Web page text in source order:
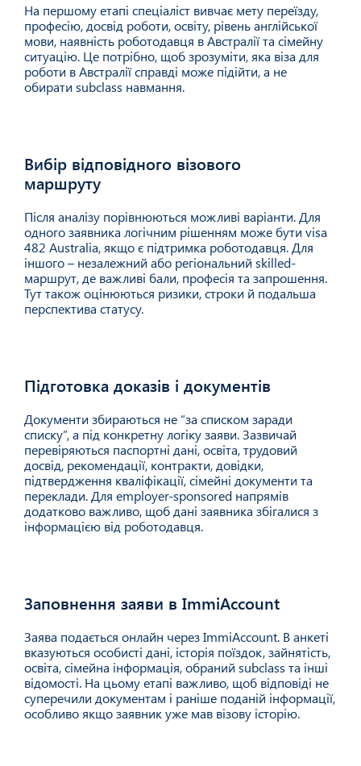
На першому етапі спеціаліст вивчає мету переїзду,
професію, досвід роботи, освіту, рівень англійської
мови, наявність роботодавця в Австралії та сімейну
ситуацію. Це потрібно, щоб зрозуміти, яка віза для
роботи в Австралії справді може підійти, а не
обирати subclass навмання.
Вибір відповідного візового
маршруту
Після аналізу порівнюються можливі варіанти. Для
одного заявника логічним рішенням може бути visa
482 Australia, якщо є підтримка роботодавця. Для
іншого – незалежний або регіональний skilled-
маршрут, де важливі бали, професія та запрошення.
Тут також оцінюються ризики, строки й подальша
перспектива статусу.
Підготовка доказів і документів
Документи збираються не “за списком заради
списку”, а під конкретну логіку заяви. Зазвичай
перевіряються паспортні дані, освіта, трудовий
досвід, рекомендації, контракти, довідки,
підтвердження кваліфікації, сімейні документи та
переклади. Для employer-sponsored напрямів
додатково важливо, щоб дані заявника збігалися з
інформацією від роботодавця.
Заповнення заяви в ImmiAccount
Заява подається онлайн через ImmiAccount. В анкеті
вказуються особисті дані, історія поїздок, зайнятість,
освіта, сімейна інформація, обраний subclass та інші
відомості. На цьому етапі важливо, щоб відповіді не
суперечили документам і раніше поданій інформації,
особливо якщо заявник уже мав візову історію.